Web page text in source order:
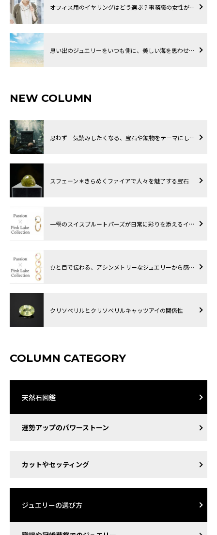
オフィス用のイヤリングはどう選ぶ？事務職の女性が…
思い出のジュエリーをいつも側に、美しい海を思わせ…
NEW COLUMN
思わず一気読みしたくなる、宝石や鉱物をテーマにし…
スフェーン＊きらめくファイアで人々を魅了する宝石
一雫のスイスブルートパーズが日常に彩りを添えるイ…
ひと目で伝わる、アシンメトリーなジュエリーから感…
クリソベリルとクリソベリルキャッツアイの関係性
COLUMN CATEGORY
天然石図鑑
運勢アップのパワーストーン
カットやセッティング
ジュエリーの選び方